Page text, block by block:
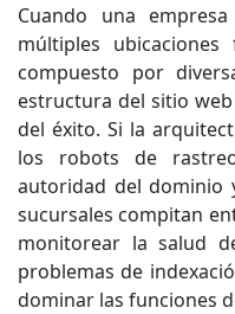
Cuando una
múltiples
compuesto por
estructura del sitio
del éxito. Si la
los robots de
autoridad del dominio
sucursales compitan
monitorear la salud
problemas de
dominar las funciones